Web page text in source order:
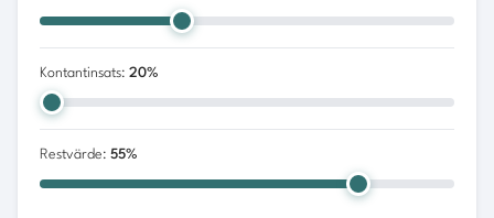
Kontantinsats: 20%
Restvärde: 55%